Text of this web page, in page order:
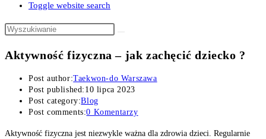
Toggle website search
Aktywność fizyczna – jak zachęcić dziecko ?
Post author:Taekwon-do Warszawa
Post published: 10 lipca 2023
Post category:Blog
Post comments:0 Komentarzy
Aktywność fizyczna jest niezwykle ważna dla zdrowia dzieci. Regularnie